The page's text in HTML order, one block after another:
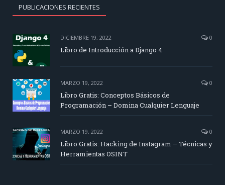
PUBLICACIONES RECIENTES
DICIEMBRE 19, 2022 0
Libro de Introducción a Django 4
MARZO 19, 2022 0
Libro Gratis: Conceptos Básicos de
Programación – Domina Cualquier Lenguaje
MARZO 19, 2022 0
Libro Gratis: Hacking de Instagram – Técnicas y
Herramientas OSINT